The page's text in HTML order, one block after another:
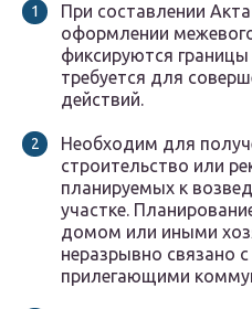
При составлении
оформлении
фиксируются
требуется для
действий.
Необходим для
строительство или
планируемых к
участке.
домом или иными
неразрывно связано
прилегающими